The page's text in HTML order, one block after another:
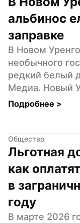
альбинос
заправке
В Новом
необычного
редкий белый
Медиа. Новый
Подробнее >
Общество
Льготная
как
в
году
В марте 2026